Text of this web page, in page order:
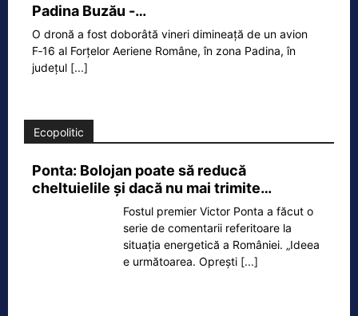
Padina Buzău -…
O dronă a fost doborâtă vineri dimineață de un avion
F‑16 al Forțelor Aeriene Române, în zona Padina, în
județul [...]
Ecopolitic
Ponta: Bolojan poate să reducă
cheltuielile şi dacă nu mai trimite…
Fostul premier Victor Ponta a făcut o
serie de comentarii referitoare la
situația energetică a României. „Ideea
e următoarea. Oprești [...]